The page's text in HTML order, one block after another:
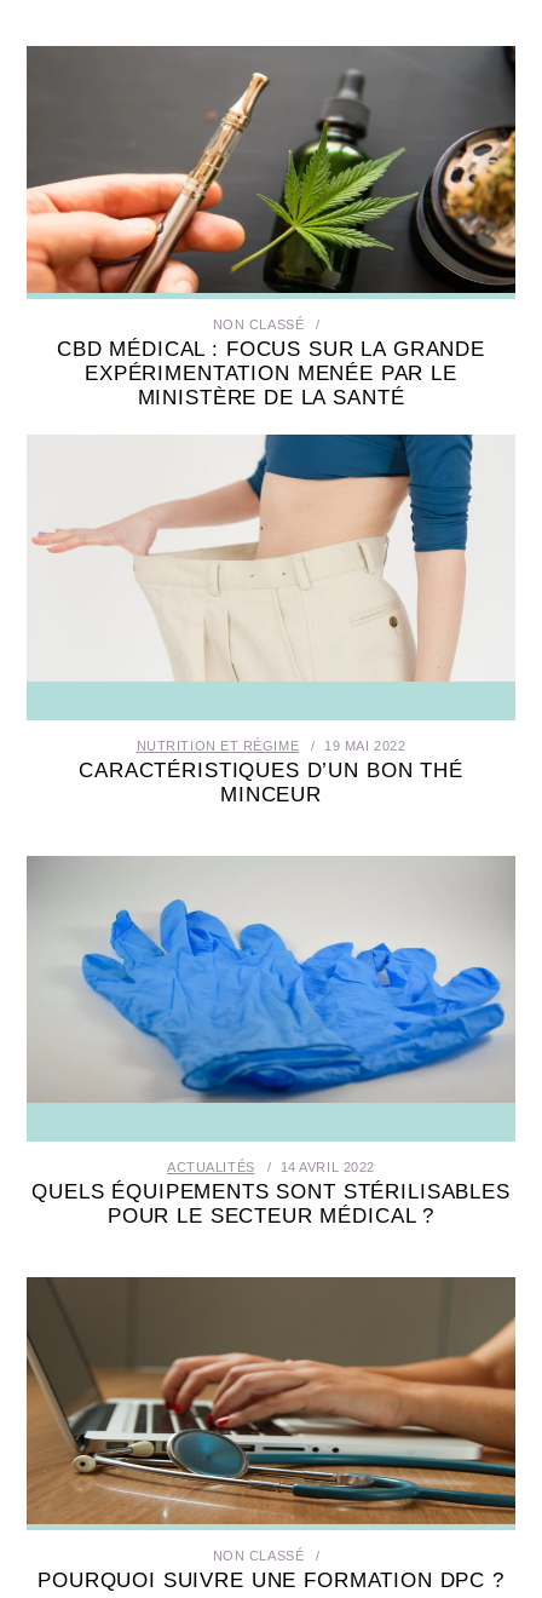
NON CLASSÉ
CBD MÉDICAL : FOCUS SUR LA GRANDE
EXPÉRIMENTATION MENÉE PAR LE
MINISTÈRE DE LA SANTÉ
NUTRITION ET RÉGIME 19 MAI 2022
CARACTÉRISTIQUES D’UN BON THÉ
MINCEUR
ACTUALITÉS 14 AVRIL 2022
QUELS ÉQUIPEMENTS SONT STÉRILISABLES
POUR LE SECTEUR MÉDICAL ?
NON CLASSÉ
POURQUOI SUIVRE UNE FORMATION DPC ?